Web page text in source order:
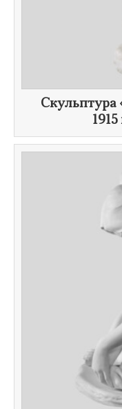
Скульптура
1915